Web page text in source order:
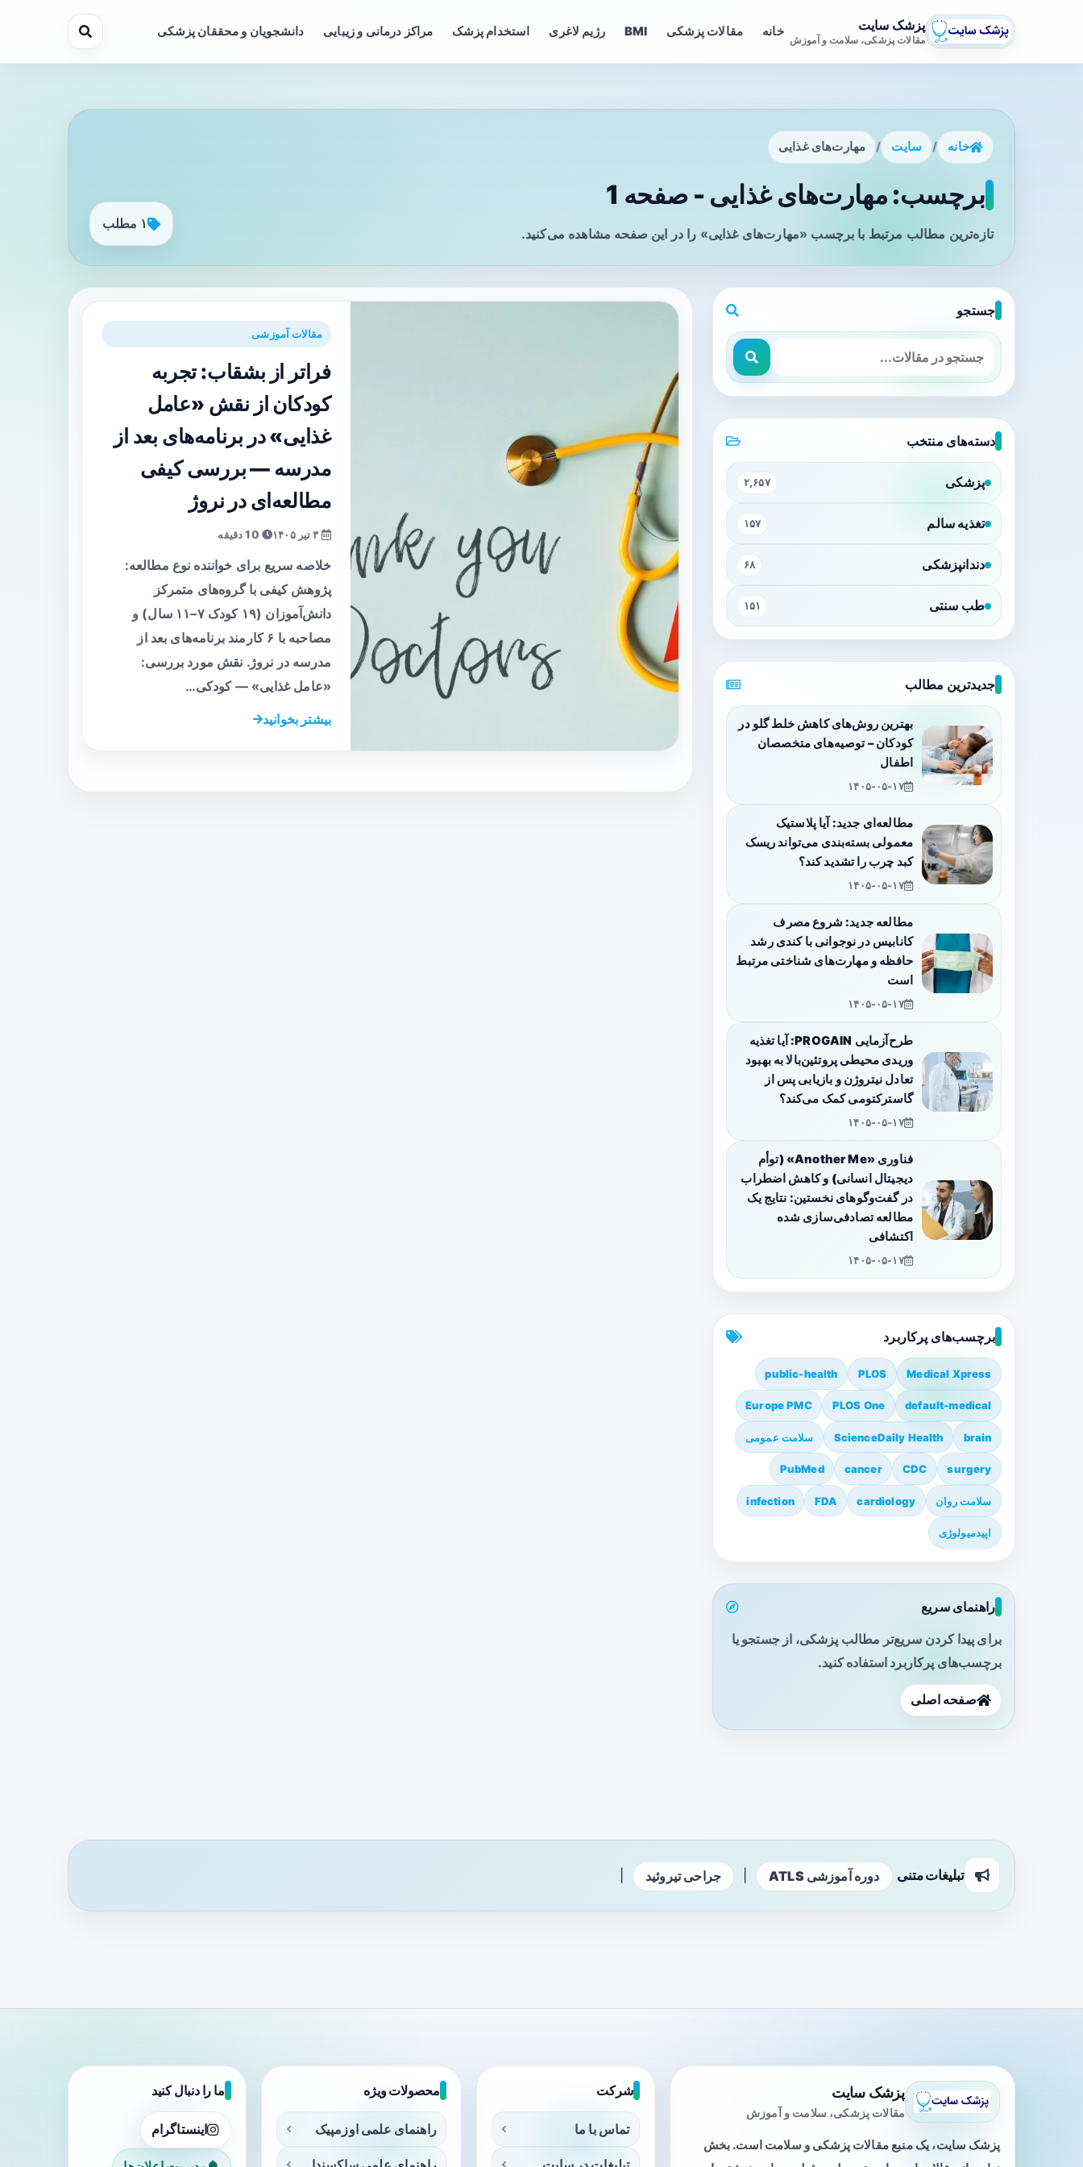
پزشک سایت
مقالات پزشکی، سلامت و آموزش
خانه مقالات پزشکی BMI رژیم لاغری استخدام پزشک مراکز درمانی و زیبایی دانشجویان و محققان پزشکی
خانه / سایت / مهارت‌های غذایی
برچسب: مهارت‌های غذایی - صفحه 1
تازه‌ترین مطالب مرتبط با برچسب «مهارت‌های غذایی» را در این صفحه مشاهده می‌کنید.
۱ مطلب
مقالات آموزشی
فراتر از بشقاب: تجربه
کودکان از نقش «عامل
غذایی» در برنامه‌های بعد از
مدرسه — بررسی کیفی
مطالعه‌ای در نروژ
خلاصه سریع برای خواننده نوع مطالعه:
پژوهش کیفی با گروه‌های متمرکز
دانش‌آموزان (۱۹ کودک ۷–۱۱ سال) و
مصاحبه با ۶ کارمند برنامه‌های بعد از
مدرسه در نروژ. نقش مورد بررسی:
«عامل غذایی» — کودکی…
بیشتر بخوانید
جستجو
دسته‌های منتخب
پزشکی ۲,۶۵۷
تغذیه سالم ۱۵۷
دندانپزشکی ۶۸
طب سنتی ۱۵۱
جدیدترین مطالب
بهترین روش‌های کاهش خلط گلو در
کودکان – توصیه‌های متخصصان
اطفال
۱۴۰۵-۰۵-۱۷
مطالعه‌ای جدید: آیا پلاستیک
معمولی بسته‌بندی می‌تواند ریسک
کبد چرب را تشدید کند؟
۱۴۰۵-۰۵-۱۷
مطالعه جدید: شروع مصرف
کانابیس در نوجوانی با کندی رشد
حافظه و مهارت‌های شناختی مرتبط
است
۱۴۰۵-۰۵-۱۷
طرح‌آزمایی PROGAIN: آیا تغذیه
وریدی محیطی پروتئین‌بالا به بهبود
تعادل نیتروژن و بازیابی پس از
گاسترکتومی کمک می‌کند؟
۱۴۰۵-۰۵-۱۷
فناوری «Another Me» (توأم
دیجیتال انسانی) و کاهش اضطراب
در گفت‌وگوهای نخستین: نتایج یک
مطالعه تصادفی‌سازی شده
اکتشافی
۱۴۰۵-۰۵-۱۷
برچسب‌های پرکاربرد
Medical Xpress
PLOS
public-health
default-medical
PLOS One
Europe PMC
brain
ScienceDaily Health سلامت عمومی
surgery
CDC
cancer
PubMed
سلامت روان cardiology
FDA
infection
اپیدمیولوژی
راهنمای سریع
برای پیدا کردن سریع‌تر مطالب پزشکی، از جستجو یا
برچسب‌های پرکاربرد استفاده کنید.
صفحه اصلی
تبلیغات متنی دوره آموزشی ATLS جراحی تیروئید
پزشک سایت
مقالات پزشکی، سلامت و آموزش
پزشک سایت، یک منبع مقالات پزشکی و سلامت است. بخش
شرکت
تماس با ما
محصولات ویژه
راهنمای علمی اوزمپیک
ما را دنبال کنید
اینستاگرام